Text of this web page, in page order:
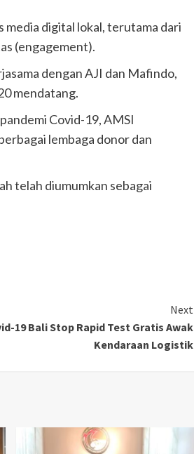
media digital lokal, terutama dari
(engagement).
dengan AJI dan Mafindo,
mendatang.
Covid-19, AMSI
lembaga donor dan
telah diumumkan sebagai
Next
19 Bali Stop Rapid Test Gratis Awak
Kendaraan Logistik